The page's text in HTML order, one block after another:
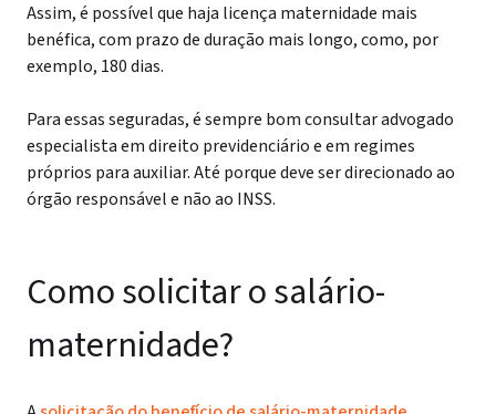
Assim, é possível que haja licença maternidade mais
benéfica, com prazo de duração mais longo, como, por
exemplo, 180 dias.
Para essas seguradas, é sempre bom consultar advogado
especialista em direito previdenciário e em regimes
próprios para auxiliar. Até porque deve ser direcionado ao
órgão responsável e não ao INSS.
Como solicitar o salário-
maternidade?